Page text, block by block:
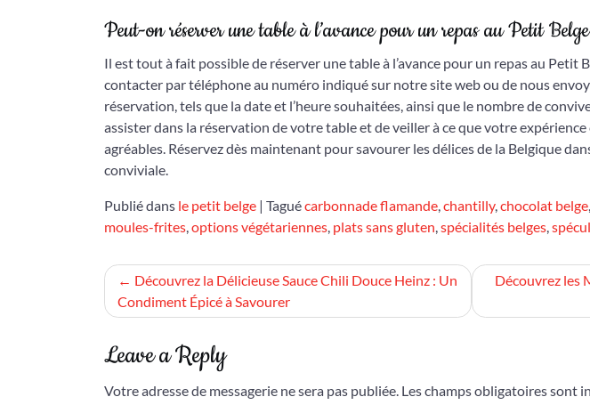
Peut-on réserver une table à l’avance pour un repas au Petit
Il est tout à fait possible de réserver une table à l’avance pour un repas au Petit
contacter par téléphone au numéro indiqué sur notre site web ou de nous
réservation, tels que la date et l’heure souhaitées, ainsi que le nombre de
assister dans la réservation de votre table et de veiller à ce que votre
agréables. Réservez dès maintenant pour savourer les délices de la Belgique
conviviale.
Publié dans le petit belge | Taguécarbonnade flamande,chantilly,chocolat belge,
moules-frites,options végétariennes, plats sans gluten,spécialités belges,
Navigation
de
l’article
Découvrez la Délicieuse Sauce Chili Douce Heinz : Un
Condiment Épicé à Savourer
Découvrez les
Leave a Reply
Votre adresse de messagerie ne sera pas publiée. Les champs obligatoires sont